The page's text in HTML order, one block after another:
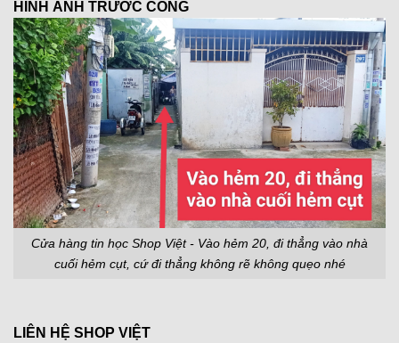
HÌNH ẢNH TRƯỚC CỔNG
Cửa hàng tin học Shop Việt - Vào hẻm 20, đi thẳng vào nhà
cuối hẻm cụt, cứ đi thẳng không rẽ không quẹo nhé
LIÊN HỆ SHOP VIỆT